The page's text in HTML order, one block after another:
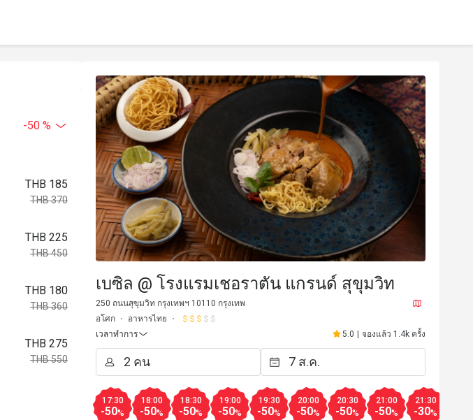
-50 %
THB 185
THB 370
THB 225
THB 450
THB 180
THB 360
THB 275
THB 550
เบซิล @ โรงแรมเชอราตัน แกรนด์ สุขุมวิท
250 ถนนสุขุมวิท กรุงเทพฯ 10110 กรุงเทพ
อโศก
อาหารไทย
เวลาทำการ
5.0 | จองแล้ว 1.4k ครั้ง
17:30
-50%
18:00
-50%
18:30
-50%
19:00
-50%
19:30
-50%
20:00
-50%
20:30
-50%
21:00
-50%
21:30
-30%